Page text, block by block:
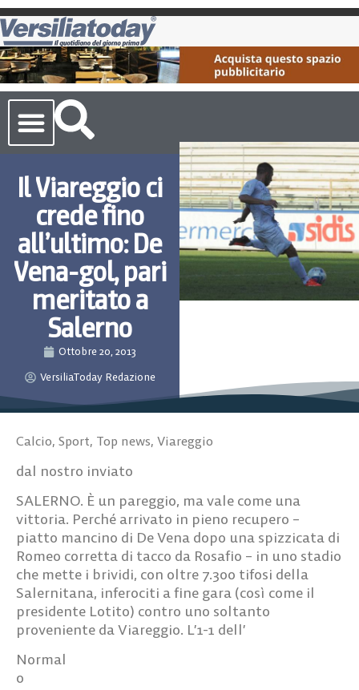
Il Viareggio ci
crede fino
all’ultimo: De
Vena-gol, pari
meritato a
Salerno
Ottobre 20, 2013
VersiliaToday Redazione
Calcio, Sport, Top news, Viareggio
dal nostro inviato
SALERNO. È un pareggio, ma vale come una
vittoria. Perché arrivato in pieno recupero –
piatto mancino di De Vena dopo una spizzicata di
Romeo corretta di tacco da Rosafio – in uno stadio
che mette i brividi, con oltre 7.300 tifosi della
Salernitana, inferociti a fine gara (così come il
presidente Lotito) contro uno soltanto
proveniente da Viareggio. L’1-1 dell’
Normal
0